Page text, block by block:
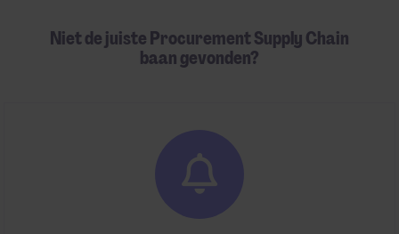
Niet de juiste Procurement Supply Chain
baan gevonden?